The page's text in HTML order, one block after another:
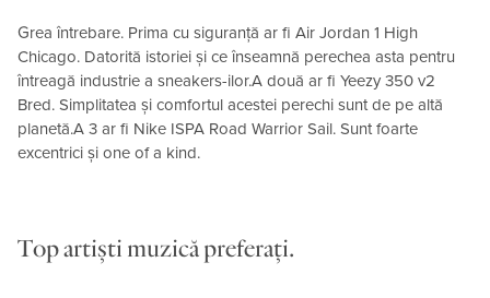
Grea întrebare. Prima cu siguranță ar fi Air Jordan 1 High
Chicago. Datorită istoriei și ce înseamnă perechea asta pentru
întreagă industrie a sneakers-ilor.A două ar fi Yeezy 350 v2
Bred. Simplitatea și comfortul acestei perechi sunt de pe altă
planetă.A 3 ar fi Nike ISPA Road Warrior Sail. Sunt foarte
excentrici și one of a kind.
Top artiști muzică preferați.